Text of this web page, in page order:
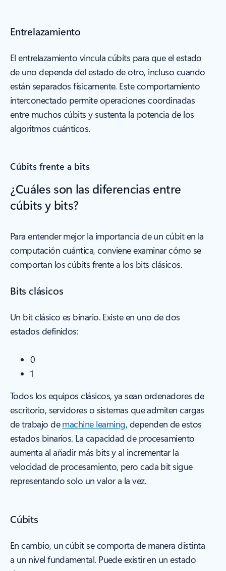
Entrelazamiento
El entrelazamiento vincula cúbits para que el estado
de uno dependa del estado de otro, incluso cuando
están separados físicamente. Este comportamiento
interconectado permite operaciones coordinadas
entre muchos cúbits y sustenta la potencia de los
algoritmos cuánticos.
Cúbits frente a bits
¿Cuáles son las diferencias entre
cúbits y bits?
Para entender mejor la importancia de un cúbit en la
computación cuántica, conviene examinar cómo se
comportan los cúbits frente a los bits clásicos.
Bits clásicos
Un bit clásico es binario. Existe en uno de dos
estados definidos:
0
1
Todos los equipos clásicos, ya sean ordenadores de
escritorio, servidores o sistemas que admiten cargas
de trabajo demachine learning, dependen de estos
estados binarios. La capacidad de procesamiento
aumenta al añadir más bits y al incrementar la
velocidad de procesamiento, pero cada bit sigue
representando solo un valor a la vez.
Cúbits
En cambio, un cúbit se comporta de manera distinta
a un nivel fundamental. Puede existir en un estado